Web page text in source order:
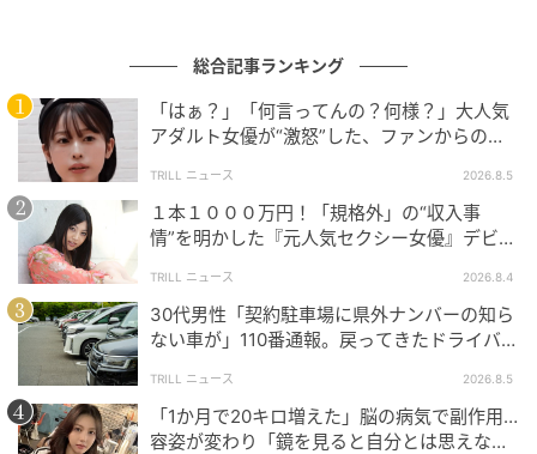
は宿に向かうだけというときに「やっぱり歩けなく
総合記事ランキング
「はぁ？」「何言ってんの？何様？」大人気
アダルト女優が“激怒”した、ファンからの
TRILL ニュース 2026.8.5
１本１０００万円！「規格外」の“収入事
情”を明かした『元人気セクシー女優』デビュ
TRILL ニュース 2026.8.4
30代男性「契約駐車場に県外ナンバーの知ら
ない車が」110番通報。戻ってきたドライバー
TRILL ニュース 2026.8.5
「1か月で20キロ増えた」脳の病気で副作用…
容姿が変わり「鏡を見ると自分とは思えなか